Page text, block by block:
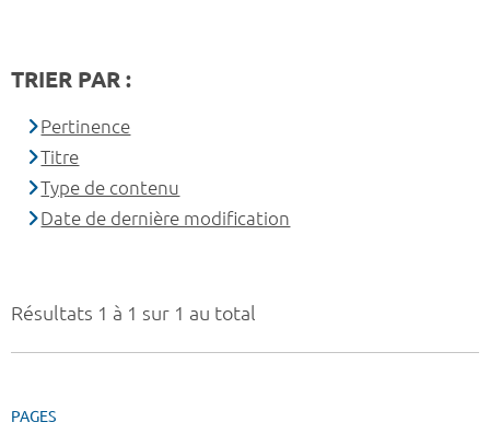
Résultats 1 à 1 sur 1 au total
PAGES
TRIER PAR :
Pertinence
Titre
Type de contenu
Date de dernière modification